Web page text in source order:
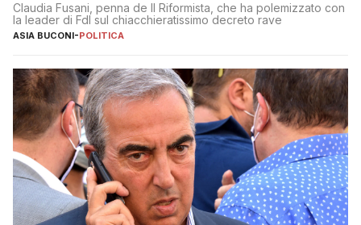
Claudia Fusani, penna de Il Riformista, che ha polemizzato con
la leader di FdI sul chiacchieratissimo decreto rave
ASIA BUCONI-POLITICA